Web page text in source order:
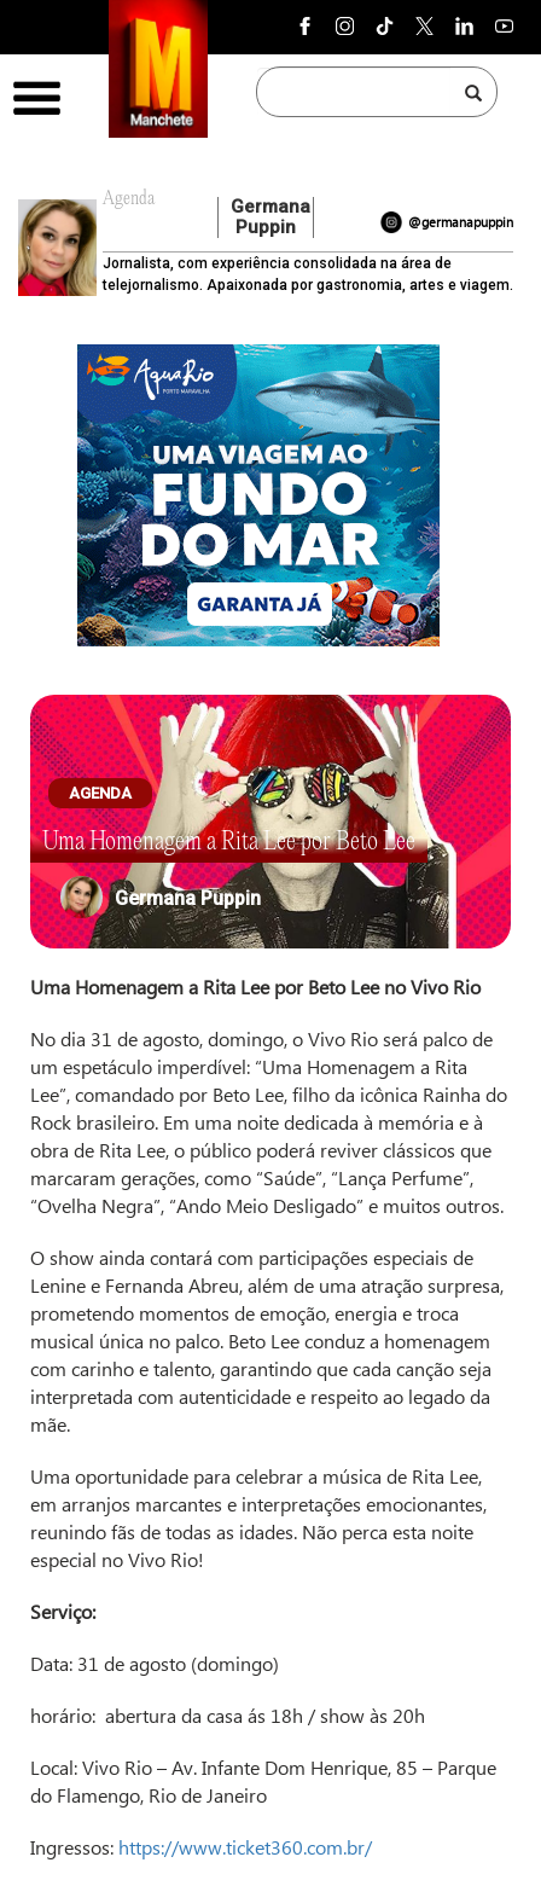
Pular para o conteúdo
Agenda
Germana
Puppin
@germanapuppin
Jornalista, com experiência consolidada na área de
telejornalismo. Apaixonada por gastronomia, artes e viagem.
AGENDA
Uma Homenagem a Rita Lee por Beto Lee
Germana Puppin
Uma Homenagem a Rita Lee por Beto Lee no Vivo Rio
No dia 31 de agosto, domingo, o Vivo Rio será palco de
um espetáculo imperdível: “Uma Homenagem a Rita
Lee”, comandado por Beto Lee, filho da icônica Rainha do
Rock brasileiro. Em uma noite dedicada à memória e à
obra de Rita Lee, o público poderá reviver clássicos que
marcaram gerações, como “Saúde”, “Lança Perfume”,
“Ovelha Negra”, “Ando Meio Desligado” e muitos outros.
O show ainda contará com participações especiais de
Lenine e Fernanda Abreu, além de uma atração surpresa,
prometendo momentos de emoção, energia e troca
musical única no palco. Beto Lee conduz a homenagem
com carinho e talento, garantindo que cada canção seja
interpretada com autenticidade e respeito ao legado da
mãe.
Uma oportunidade para celebrar a música de Rita Lee,
em arranjos marcantes e interpretações emocionantes,
reunindo fãs de todas as idades. Não perca esta noite
especial no Vivo Rio!
Serviço:
Data: 31 de agosto (domingo)
horário: abertura da casa ás 18h / show às 20h
Local: Vivo Rio – Av. Infante Dom Henrique, 85 – Parque
do Flamengo, Rio de Janeiro
Ingressos: https://www.ticket360.com.br/